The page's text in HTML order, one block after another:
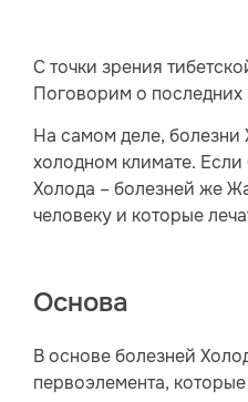
С точки зрения
Поговорим о
На самом деле, болезни
холодном климате.
Холода – болезней же
человеку и которые
Основа
В основе болезней
первоэлемента,